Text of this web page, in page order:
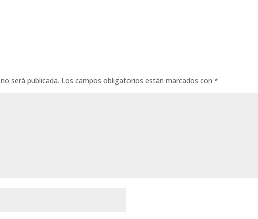
será publicada. Los campos obligatorios están marcados con*